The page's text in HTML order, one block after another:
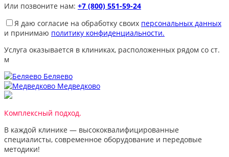
Или позвоните нам: +7 (800) 551-59-24
Я даю согласие на обработку своих персональных данных
и принимаю политику конфиденциальности.
Услуга оказывается в клиниках, расположенных рядом со ст.
м
Беляево
Медведково
Комплексный подход.
В каждой клинике — высококвалифицированные
специалисты, современное оборудование и передовые
методики!